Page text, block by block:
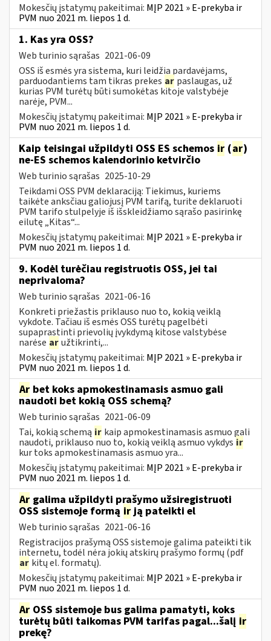
Mokesčių įstatymų pakeitimai: MĮP 2021 » E-prekyba ir
PVM nuo 2021 m. liepos 1 d.
1. Kas yra OSS?
Web turinio sąrašas 2021-06-09
OSS iš esmės yra sistema, kuri leidžia pardavėjams,
parduodantiems tam tikras prekes ar paslaugas, už
kurias PVM turėtų būti sumokėtas kitoje valstybėje
narėje, PVM...
Mokesčių įstatymų pakeitimai: MĮP 2021 » E-prekyba ir
PVM nuo 2021 m. liepos 1 d.
Kaip teisingai užpildyti OSS ES schemos ir (ar)
ne-ES schemos kalendorinio ketvirčio
Web turinio sąrašas 2025-10-29
Teikdami OSS PVM deklaraciją: Tiekimus, kuriems
taikėte anksčiau galiojusį PVM tarifą, turite deklaruoti
PVM tarifo stulpelyje iš išskleidžiamo sąrašo pasirinkę
eilutę „Kitas“...
Mokesčių įstatymų pakeitimai: MĮP 2021 » E-prekyba ir
PVM nuo 2021 m. liepos 1 d.
9. Kodėl turėčiau registruotis OSS, jei tai
neprivaloma?
Web turinio sąrašas 2021-06-16
Konkreti priežastis priklauso nuo to, kokią veiklą
vykdote. Tačiau iš esmės OSS turėtų pagelbėti
supaprastinti prievolių įvykdymą kitose valstybėse
narėse aružtikrinti,...
Mokesčių įstatymų pakeitimai: MĮP 2021 » E-prekyba ir
PVM nuo 2021 m. liepos 1 d.
Ar bet koks apmokestinamasis asmuo gali
naudoti bet kokią OSS schemą?
Web turinio sąrašas 2021-06-09
Tai, kokią schemą ir kaip apmokestinamasis asmuo gali
naudoti, priklauso nuo to, kokią veiklą asmuo vykdys ir
kur toks apmokestinamasis asmuo yra...
Mokesčių įstatymų pakeitimai: MĮP 2021 » E-prekyba ir
PVM nuo 2021 m. liepos 1 d.
Ar galima užpildyti prašymo užsiregistruoti
OSS sistemoje formą irją pateikti el
Web turinio sąrašas 2021-06-16
Registracijos prašymą OSS sistemoje galima pateikti tik
internetu, todėl nėra jokių atskirų prašymo formų (pdf
ar kitų el. formatų).
Mokesčių įstatymų pakeitimai: MĮP 2021 » E-prekyba ir
PVM nuo 2021 m. liepos 1 d.
Ar OSS sistemoje bus galima pamatyti, koks
turėtų būti taikomas PVM tarifas pagal...šalį ir
prekę?